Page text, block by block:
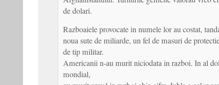
de dolari.
Razboaiele provocate in numele lor au costat,
noua sute de miliarde, un fel de masuri de
de tip militar.
Americanii n-au murit niciodata in razboi. In al
mondial,